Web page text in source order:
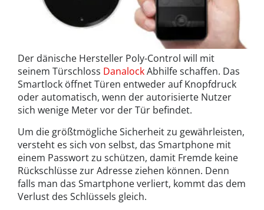
Der dänische Hersteller Poly-Control will mit
seinem Türschloss DanalockAbhilfe schaffen. Das
Smartlock öffnet Türen entweder auf Knopfdruck
oder automatisch, wenn der autorisierte Nutzer
sich wenige Meter vor der Tür befindet.
Um die größtmögliche Sicherheit zu gewährleisten,
versteht es sich von selbst, das Smartphone mit
einem Passwort zu schützen, damit Fremde keine
Rückschlüsse zur Adresse ziehen können. Denn
falls man das Smartphone verliert, kommt das dem
Verlust des Schlüssels gleich.